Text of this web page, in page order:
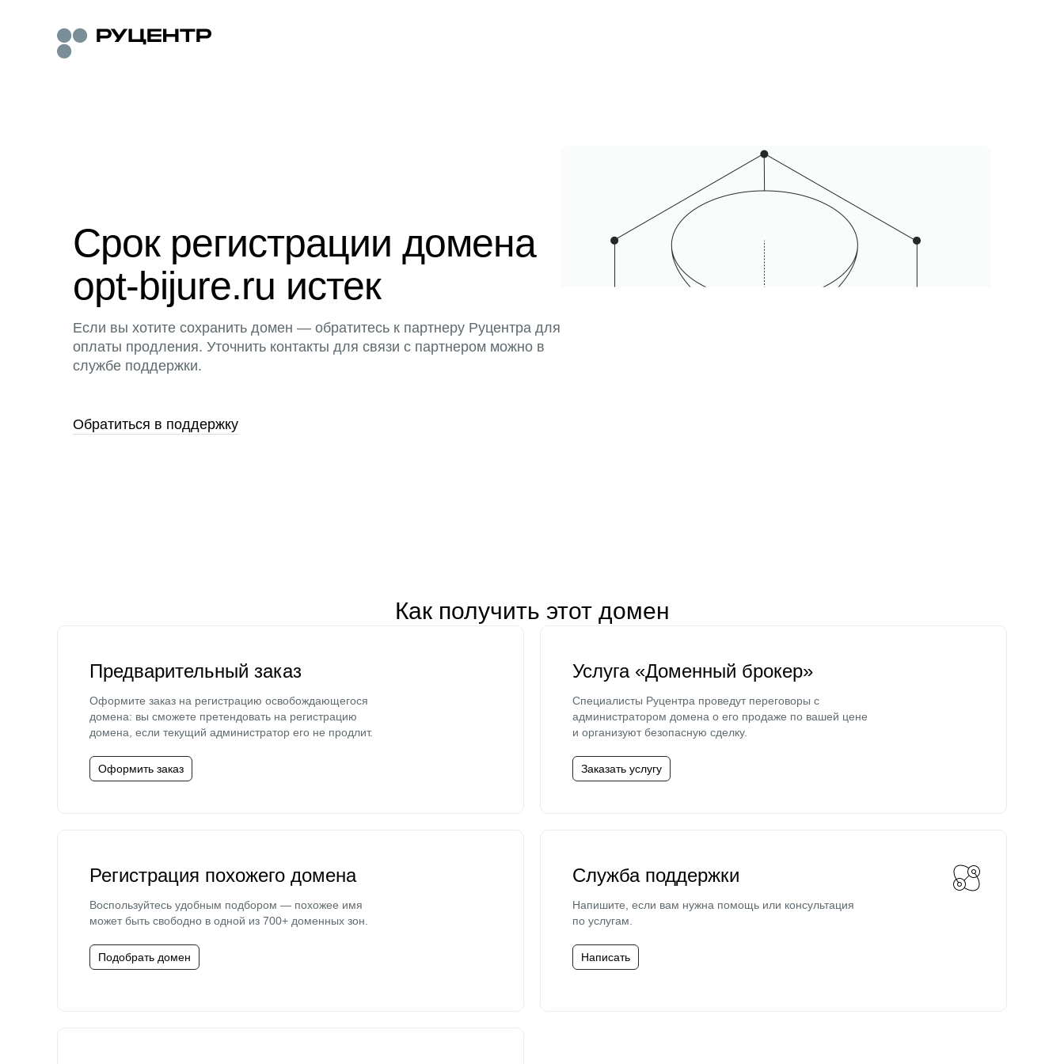
Срок регистрации домена
opt-bijure.ru истек
Если вы хотите сохранить домен — обратитесь к партнеру Руцентра для
оплаты продления. Уточнить контакты для связи с партнером можно в
службе поддержки.
Обратиться в поддержку
Как получить этот домен
Предварительный заказ
Оформите заказ на регистрацию освобождающегося
домена: вы сможете претендовать на регистрацию
домена, если текущий администратор его не продлит.
Оформить заказ
Услуга «Доменный брокер»
Специалисты Руцентра проведут переговоры с
администратором домена о его продаже по вашей цене
и организуют безопасную сделку.
Заказать услугу
Регистрация похожего домена
Воспользуйтесь удобным подбором — похожее имя
может быть свободно в одной из 700+ доменных зон.
Подобрать домен
Служба поддержки
Напишите, если вам нужна помощь или консультация
по услугам.
Написать